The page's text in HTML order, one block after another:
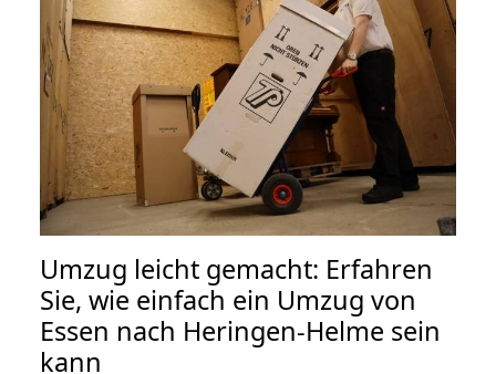
Umzug leicht gemacht: Erfahren
Sie, wie einfach ein Umzug von
Essen nach Heringen-Helme sein
kann